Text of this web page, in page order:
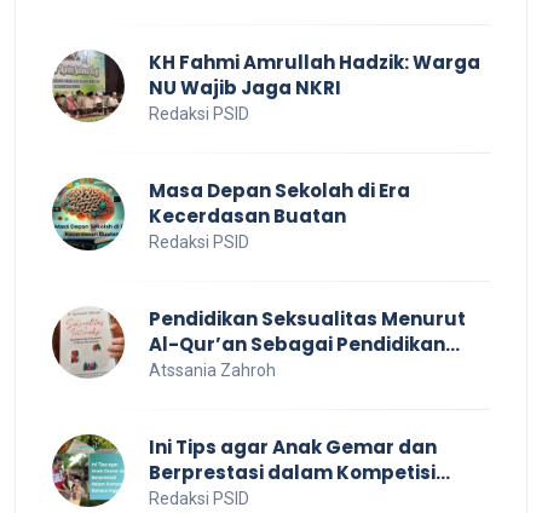
KH Fahmi Amrullah Hadzik: Warga
NU Wajib Jaga NKRI
Redaksi PSID
Masa Depan Sekolah di Era
Kecerdasan Buatan
Redaksi PSID
Pendidikan Seksualitas Menurut
Al-Qur’an Sebagai Pendidikan
Dalam Keluarga
Atssania Zahroh
Ini Tips agar Anak Gemar dan
Berprestasi dalam Kompetisi
Bahasa Inggris
Redaksi PSID